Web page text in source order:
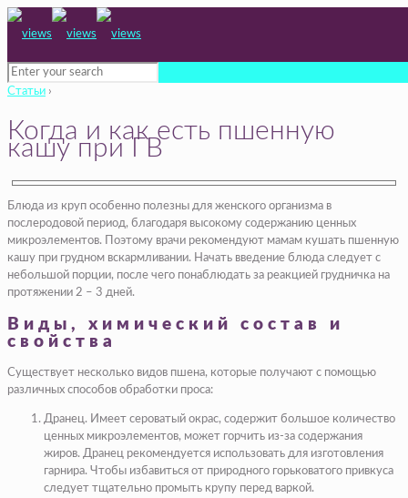
Статьи ›
Когда и как есть пшенную
кашу при ГВ
Блюда из круп особенно полезны для женского организма в
послеродовой период, благодаря высокому содержанию ценных
микроэлементов. Поэтому врачи рекомендуют мамам кушать пшенную
кашу при грудном вскармливании. Начать введение блюда следует с
небольшой порции, после чего понаблюдать за реакцией грудничка на
протяжении 2 – 3 дней.
Виды, химический состав и
свойства
Существует несколько видов пшена, которые получают с помощью
различных способов обработки проса:
Дранец. Имеет сероватый окрас, содержит большое количество
ценных микроэлементов, может горчить из-за содержания
жиров. Дранец рекомендуется использовать для изготовления
гарнира. Чтобы избавиться от природного горьковатого привкуса
следует тщательно промыть крупу перед варкой.